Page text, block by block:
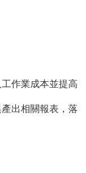
作業成本並提高
出相關報表，落